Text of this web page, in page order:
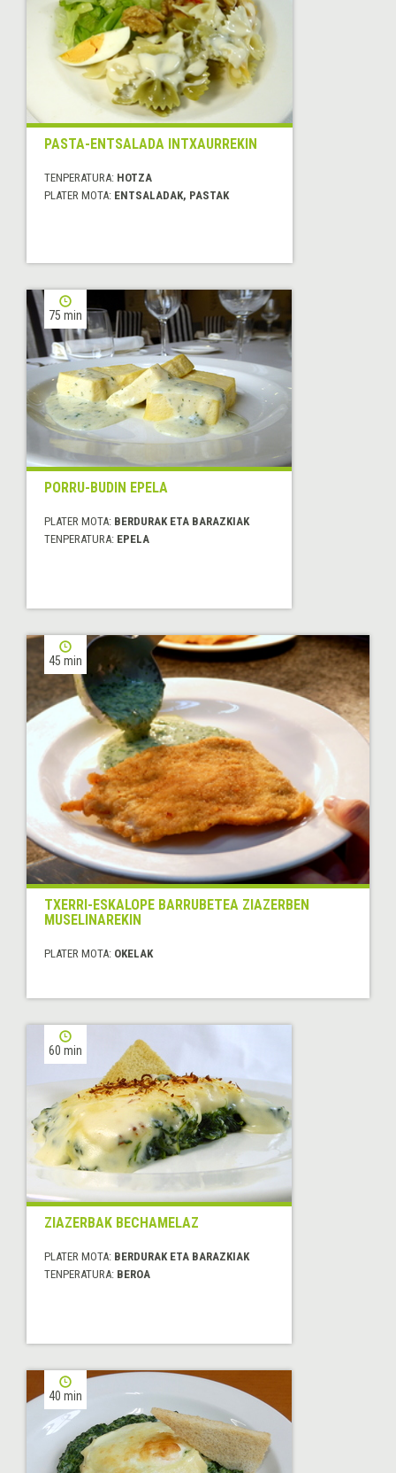
PASTA-ENTSALADA INTXAURREKIN
TENPERATURA: HOTZA
PLATER MOTA: ENTSALADAK, PASTAK
75 min
PORRU-BUDIN EPELA
PLATER MOTA: BERDURAK ETA BARAZKIAK
TENPERATURA: EPELA
45 min
TXERRI-ESKALOPE BARRUBETEA ZIAZERBEN
MUSELINAREKIN
PLATER MOTA: OKELAK
60 min
ZIAZERBAK BECHAMELAZ
PLATER MOTA: BERDURAK ETA BARAZKIAK
TENPERATURA: BEROA
40 min